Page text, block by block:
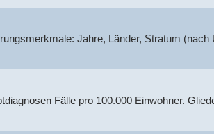
Jahre, Länder, Stratum
Fälle pro 100.000 Einwohner.